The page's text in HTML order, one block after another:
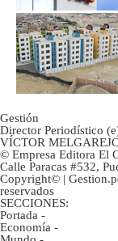
Gestión
Director Periodístico
VÍCTOR
© Empresa Editora El
Calle Paracas #532,
Copyright© |
reservados
SECCIONES:
Portada -
Economía -